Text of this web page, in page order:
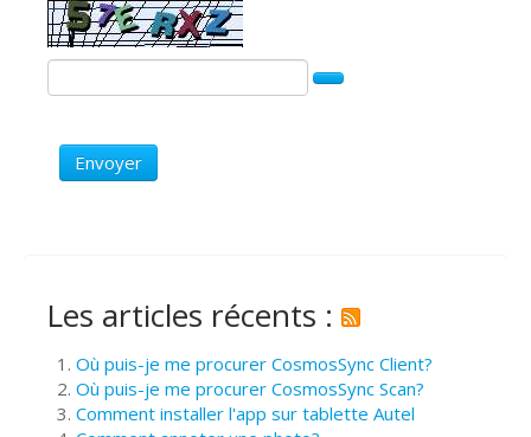
Envoyer
Les articles récents :
Où puis-je me procurer CosmosSync Client?
Où puis-je me procurer CosmosSync Scan?
Comment installer l'app sur tablette Autel